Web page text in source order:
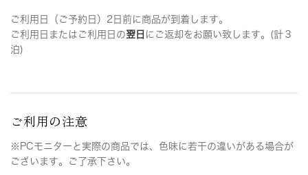
ご利用日（ご予約日）2日前に商品が到着します。
ご利用日またはご利用日の翌日 にご返却をお願い致します。(計３
泊)
ご利用の注意
※PCモニターと実際の商品では、色味に若干の違いがある場合が
ございます。ご了承下さい。